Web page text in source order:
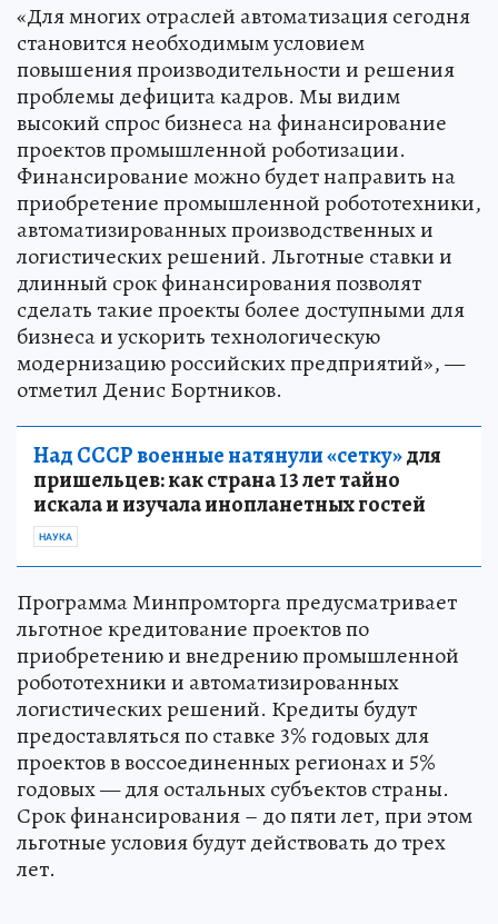
«Для многих отраслей автоматизация сегодня
становится необходимым условием
повышения производительности и решения
проблемы дефицита кадров. Мы видим
высокий спрос бизнеса на финансирование
проектов промышленной роботизации.
Финансирование можно будет направить на
приобретение промышленной робототехники,
автоматизированных производственных и
логистических решений. Льготные ставки и
длинный срок финансирования позволят
сделать такие проекты более доступными для
бизнеса и ускорить технологическую
модернизацию российских предприятий», —
отметил Денис Бортников.
Над СССР военные натянули «сетку»для
пришельцев: как страна 13 лет тайно
искала и изучала инопланетных гостей
НАУКА
Программа Минпромторга предусматривает
льготное кредитование проектов по
приобретению и внедрению промышленной
робототехники и автоматизированных
логистических решений. Кредиты будут
предоставляться по ставке 3% годовых для
проектов в воссоединенных регионах и 5%
годовых — для остальных субъектов страны.
Срок финансирования – до пяти лет, при этом
льготные условия будут действовать до трех
лет.